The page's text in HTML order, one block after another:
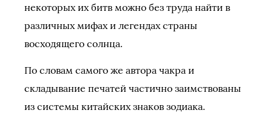
некоторых их битв можно без труда найти в
различных мифах и легендах страны
восходящего солнца.
По словам самого же автора чакра и
складывание печатей частично заимствованы
из системы китайских знаков зодиака.